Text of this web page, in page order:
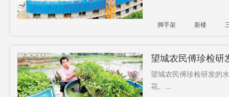
脚手架 新楼
望城农民傅珍检研
望城农民傅珍检研发的
花。...